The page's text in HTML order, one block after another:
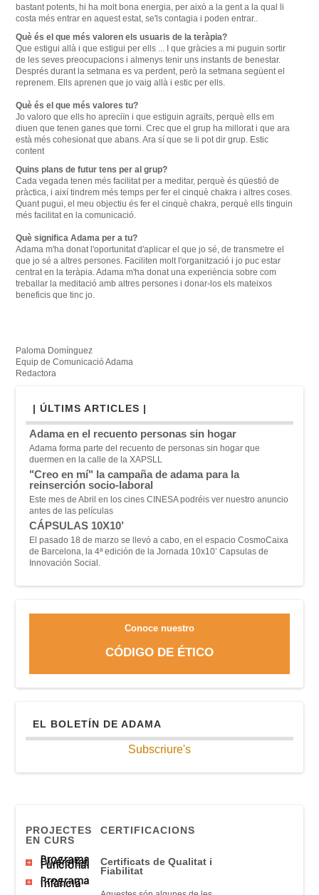
bastant potents, hi ha molt bona energia, per això a la gent a la qual li
costa més entrar en aquest estat, se'ls contagia i poden entrar.
Què és el que més valoren els usuaris de la teràpia?
Que estigui allà i que estigui per ells ... I que gràcies a mi puguin sortir
de les seves preocupacions i almenys tenir uns instants de benestar.
Després durant la setmana es va perdent, però la setmana següent el
reprenem. Ells aprenen que jo vaig allà i estic per ells.
Què és el que més valores tu?
Jo valoro que ells ho apreciïn i que estiguin agraïts, perquè ells em
diuen que tenen ganes que torni. Crec que el grup ha millorat i que ara
està més cohesionat que abans. Ara sí que se li pot dir grup.
Estic
content
Quins plans de futur tens per al grup?
Cada vegada tenen més facilitat per a meditar, perquè és qüestió de
pràctica, i així tindrem més temps per fer el cinquè chakra i altres coses.
Quant pugui, el meu objectiu és fer el cinquè chakra, perquè ells tinguin
més facilitat en la comunicació.
Què significa Adama per a tu?
Adama m'ha donat l'oportunitat d'aplicar el que jo sé, de transmetre el
que jo sé a altres persones. Faciliten molt l'organització i jo puc estar
centrat en la teràpia. Adama m'ha donat una experiència sobre com
treballar la meditació amb altres persones i donar-los els mateixos
beneficis que tinc jo.
Paloma Domínguez
Equip de Comunicació Adama
Redactora
| ÚLTIMS ARTICLES |
Adama en el recuento personas sin hogar
Adama forma parte del recuento de personas sin hogar que
duermen en la calle de la XAPSLL
"Creo en mí" la campaña de adama para la
reinserción socio-laboral
Este mes de Abril en los cines CINESA podréis ver nuestro anuncio
antes de las películas
CÁPSULAS 10X10’
El pasado 18 de marzo se llevó a cabo, en el espacio CosmoCaixa
de Barcelona, la 4ª edición de la Jornada 10x10’ Capsulas de
Innovación Social.
Conoce nuestro
CÓDIGO DE ÉTICO
EL BOLETÍN DE ADAMA
Subscriure's
PROJECTES
EN CURS
Programa
Diversitat
Funcional
Programa
Infància
CERTIFICACIONS
Certificats de Qualitat i
Fiabilitat